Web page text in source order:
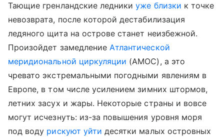
Тающие гренландские ледникиуже близки к точке
невозврата, после которой дестабилизация
ледяного щита на острове станет неизбежной.
Произойдет замедлениеАтлантической
меридиональной циркуляции (AMOC), а это
чревато экстремальными погодными явлениям в
Европе, в том числе усилением зимних штормов,
летних засух и жары. Некоторые страны и вовсе
могут исчезнуть: из-за повышения уровня моря
под воду рискуют уйти десятки малых островных